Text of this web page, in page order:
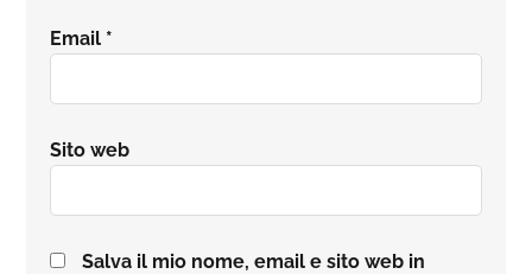
Email *
Sito web
Salva il mio nome, email e sito web in